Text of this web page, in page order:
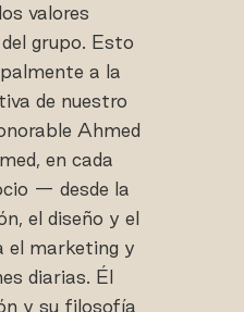
valores
grupo. Esto
a la
de nuestro
Ahmed
en cada
— desde la
el diseño y el
el marketing y
diarias. Él
y su filosofía